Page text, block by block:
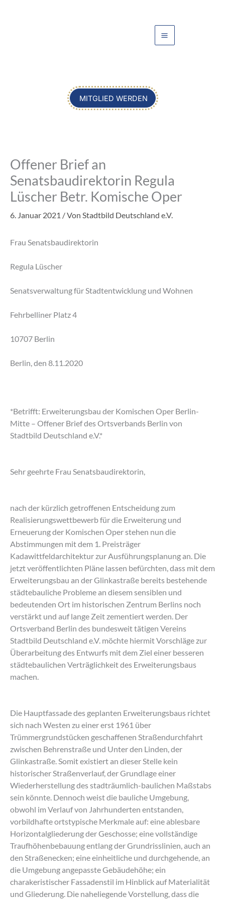
MITGLIED WERDEN
Offener Brief an
Senatsbaudirektorin Regula
Lüscher Betr. Komische Oper
6. Januar 2021 / Von Stadtbild Deutschland e.V.
Frau Senatsbaudirektorin
Regula Lüscher
Senatsverwaltung für Stadtentwicklung und Wohnen
Fehrbelliner Platz 4
10707 Berlin
Berlin, den 8.11.2020
*Betrifft: Erweiterungsbau der Komischen Oper Berlin-
Mitte – Offener Brief des Ortsverbands Berlin von
Stadtbild Deutschland e.V.*
Sehr geehrte Frau Senatsbaudirektorin,
nach der kürzlich getroffenen Entscheidung zum
Realisierungswettbewerb für die Erweiterung und
Erneuerung der Komischen Oper stehen nun die
Abstimmungen mit dem 1. Preisträger
Kadawittfeldarchitektur zur Ausführungsplanung an. Die
jetzt veröffentlichten Pläne lassen befürchten, dass mit dem
Erweiterungsbau an der Glinkastraße bereits bestehende
städtebauliche Probleme an diesem sensiblen und
bedeutenden Ort im historischen Zentrum Berlins noch
verstärkt und auf lange Zeit zementiert werden. Der
Ortsverband Berlin des bundesweit tätigen Vereins
Stadtbild Deutschland e.V. möchte hiermit Vorschläge zur
Überarbeitung des Entwurfs mit dem Ziel einer besseren
städtebaulichen Verträglichkeit des Erweiterungsbaus
machen.
Die Hauptfassade des geplanten Erweiterungsbaus richtet
sich nach Westen zu einer erst 1961 über
Trümmergrundstücken geschaffenen Straßendurchfahrt
zwischen Behrenstraße und Unter den Linden, der
Glinkastraße. Somit existiert an dieser Stelle kein
historischer Straßenverlauf, der Grundlage einer
Wiederherstellung des stadträumlich-baulichen Maßstabs
sein könnte. Dennoch weist die bauliche Umgebung,
obwohl im Verlauf von Jahrhunderten entstanden,
vorbildhafte ortstypische Merkmale auf: eine ablesbare
Horizontalgliederung der Geschosse; eine vollständige
Traufhöhenbebauung entlang der Grundrisslinien, auch an
den Straßenecken; eine einheitliche und durchgehende, an
die Umgebung angepasste Gebäudehöhe; ein
charakeristischer Fassadenstil im Hinblick auf Materialität
und Gliederung. Die naheliegende Vorstellung, dass die